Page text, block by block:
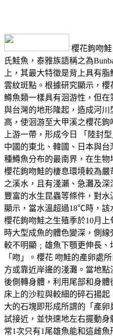
櫻花鉤吻
氏鮭魚，泰雅族語稱之為
上，其最大特徵是背上具有
雲紋斑點。根據研究顯示，
鱒魚類一樣具有洄游性，但
與台灣的地形隆起，造成河
高，使洄游至大甲溪之櫻花
上游一帶，形成今日 「陸封
中國的東北、韓國、日本與
種鱒魚分布的最南界，在生物
櫻花鉤吻鮭的棲息環境較為
之溪水，且有淺瀨、急灘及
豐富的水生昆蟲等條件，對
顯示，當水溫超過18℃時，該
櫻花鉤吻鮭之生殖季於10月
時大型成魚的體色變深，側
較不明顯﹔雄魚下顎更伸長
「吻」。櫻花 吻鮭的產卵處
方或靠近岸邊的淺灘。當地
後側轉身體，利用尾部和身
床上的沙粒與較細的碎石揚
大的石塊即形成所謂的「產
試接近，並快速地左右擺動
常1次只有1尾雄魚能和這雌